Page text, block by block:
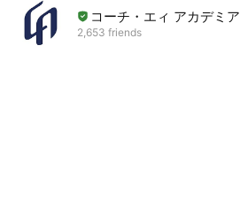
コーチ・エィ アカデミア
2,653 friends